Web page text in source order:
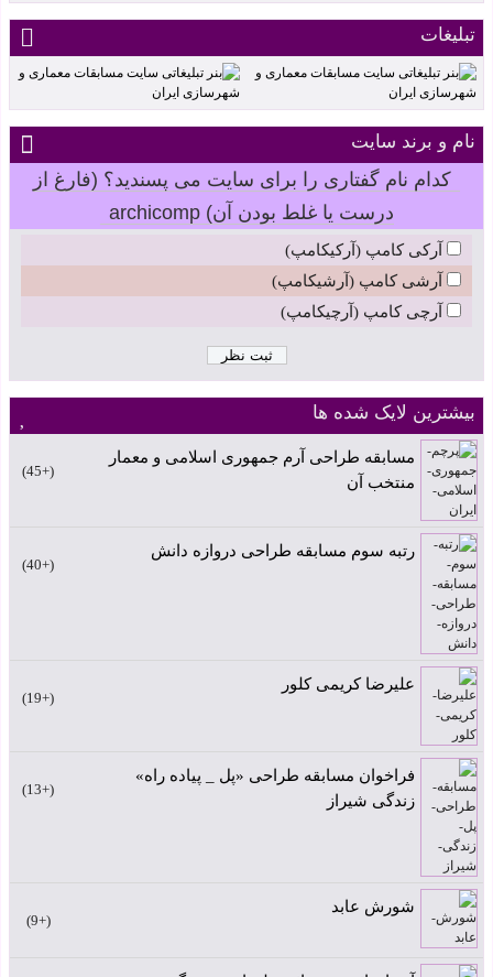
تبلیغات
نام و برند سایت
کدام نام گفتاری را برای سایت می پسندید؟ (فارغ از
درست یا غلط بودن آن) archicomp
آرکی کامپ (آرکیکامپ)
آرشی کامپ (آرشیکامپ)
آرچی کامپ (آرچیکامپ)
بیشترین لایک شده ها
مسابقه طراحی آرم جمهوری اسلامی و معمار
منتخب آن
+45
رتبه سوم مسابقه طراحی دروازه دانش
+40
علیرضا کریمی کلور
+19
فراخوان مسابقه طراحی «پل _ پیاده راه»
زندگی شیراز
+13
شورش عابد
+9